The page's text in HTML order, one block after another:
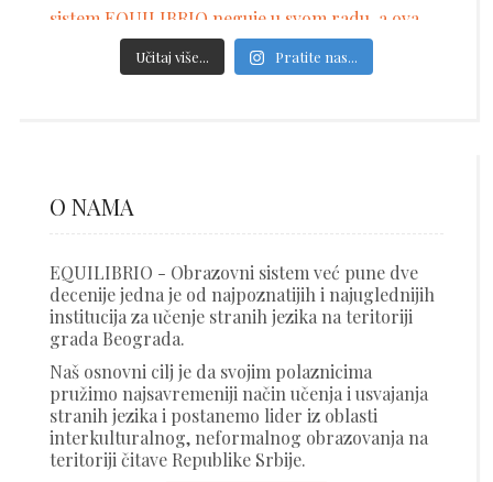
Učitaj više... Pratite nas...
O NAMA
EQUILIBRIO - Obrazovni sistem već pune dve
decenije jedna je od najpoznatijih i najuglednijih
institucija za učenje stranih jezika na teritoriji
grada Beograda.
Naš osnovni cilj je da svojim polaznicima
pružimo najsavremeniji način učenja i usvajanja
stranih jezika i postanemo lider iz oblasti
interkulturalnog, neformalnog obrazovanja na
teritoriji čitave Republike Srbije.